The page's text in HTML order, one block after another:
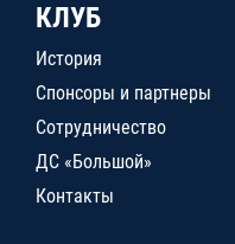
КЛУБ
История
Спонсоры и партнеры
Сотрудничество
ДС «Большой»
Контакты